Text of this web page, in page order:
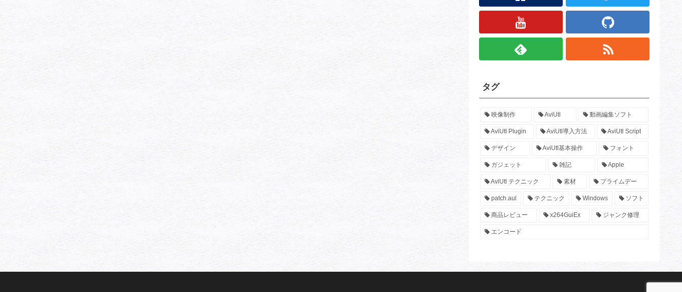
タグ
映像制作 AviUtl 動画編集ソフト
AviUtl Plugin AviUtl導入方法 AviUtl Script
デザイン AviUtl基本操作 フォント
ガジェット 雑記 Apple
AviUtl テクニック 素材 プライムデー
patch.aul テクニック Windows ソフト
商品レビュー x264GuiEx ジャンク修理
エンコード